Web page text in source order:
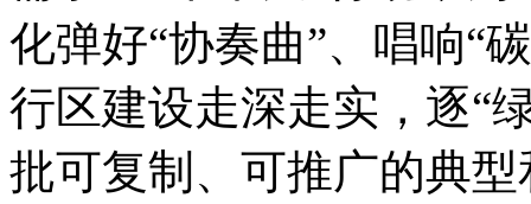
化弹好“协奏曲”、唱响“
行区建设走深走实，逐“
批可复制、可推广的典